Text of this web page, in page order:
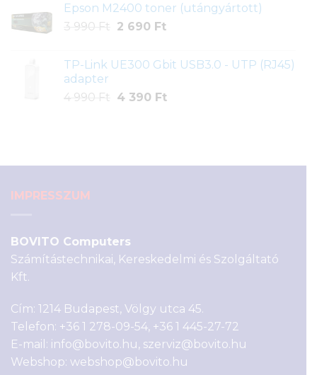
1
990 Ft.
990 Ft.
Epson M2400 toner (utángyártott)
3 990 Ft
Original
3
2 690 FtCurrent
2
TP-Link UE300 Gbit USB3.0 - UTP (RJ45)
adapter
4 990 Ft
Original
4 390 FtCurrent
IMPRESSZUM
BOVITO Computers
Számítástechnikai, Kereskedelmi és Szolgáltató
Kft.
Cím: 1214 Budapest, Völgy utca 45.
Telefon: +36 1 278-09-54, +36 1 445-27-72
E-mail: info@bovito.hu, szerviz@bovito.hu
Webshop: webshop@bovito.hu